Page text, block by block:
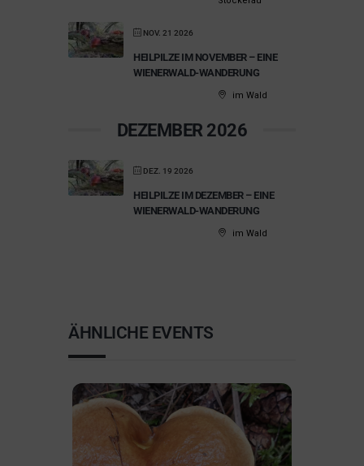
NOV. 21 2026
HEILPILZE IM NOVEMBER – EINE
WIENERWALD-WANDERUNG
im Wald
DEZEMBER 2026
DEZ. 19 2026
HEILPILZE IM DEZEMBER – EINE
WIENERWALD-WANDERUNG
im Wald
ÄHNLICHE EVENTS